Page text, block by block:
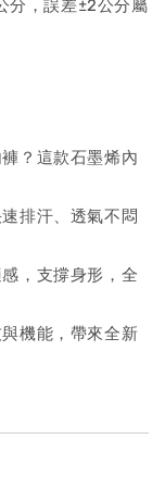
分，誤差±2公分屬
？這款石墨烯內
排汗、透氣不悶
，支撐身形，全
與機能，帶來全新